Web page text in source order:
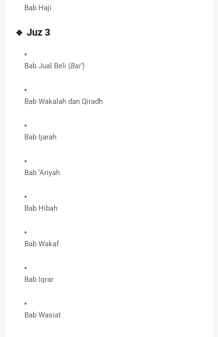
Bab Haji
🔹 Juz 3
Bab Jual Beli (Bai’)
Bab Wakalah dan Qiradh
Bab Ijarah
Bab ‘Ariyah
Bab Hibah
Bab Wakaf
Bab Iqrar
Bab Wasiat